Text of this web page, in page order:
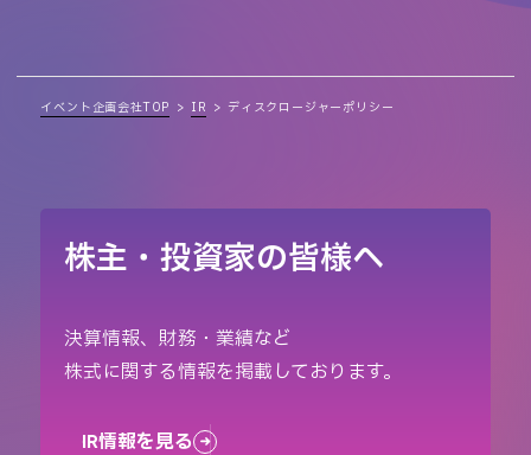
イベント企画会社TOP IR ディスクロージャーポリシー
株主・投資家の皆様へ
決算情報、財務・業績など
株式に関する情報を掲載しております。
IR情報を見る